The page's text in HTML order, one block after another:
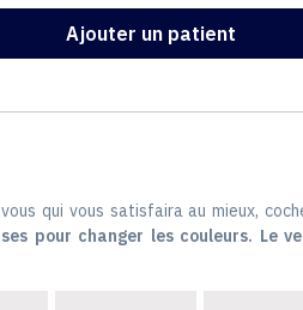
Ajouter un patient
qui vous satisfaira au mieux,
pour changer les couleurs. Le